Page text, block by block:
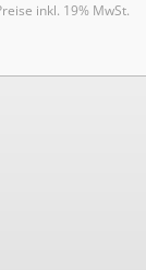
inkl. 19% MwSt.